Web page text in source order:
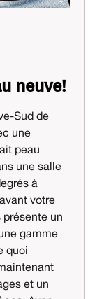
neuve!
Sud de
une
peau
une salle
à
votre
un
gamme
quoi
et un